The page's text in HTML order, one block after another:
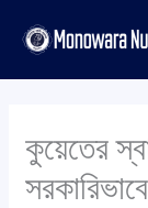
কুয়েতের